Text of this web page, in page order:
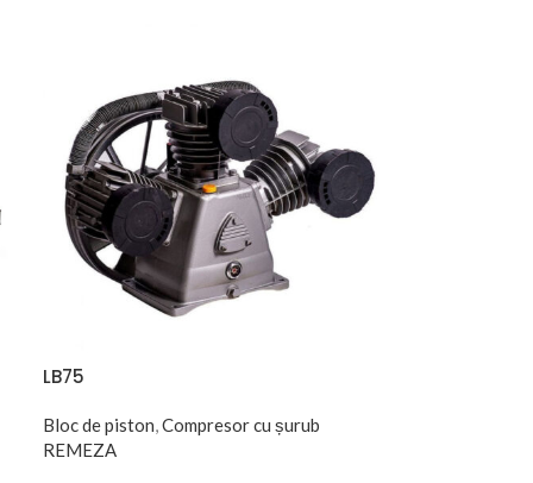
LB75
Bloc de piston,Compresor cu șurub
REMEZA